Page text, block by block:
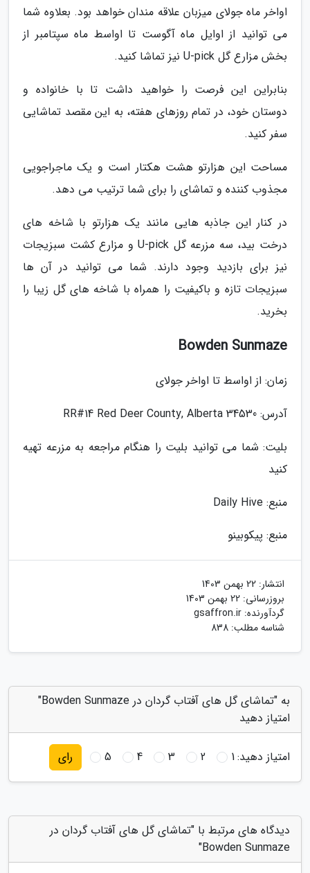
اواخر ماه جولای میزبان علاقه مندان خواهد بود. بعلاوه شما
می توانید از اوایل ماه آگوست تا اواسط ماه سپتامبر از
بخش مزارع گل U-pick نیز تماشا کنید.
بنابراین این فرصت را خواهید داشت تا با خانواده و
دوستان خود، در تمام روزهای هفته، به این مقصد تماشایی
سفر کنید.
مساحت این هزارتو هشت هکتار است و یک ماجراجویی
مجذوب کننده و تماشای را برای شما ترتیب می دهد.
در کنار این جاذبه هایی مانند یک هزارتو با شاخه های
درخت بید، سه مزرعه گل U-pick و مزارع کشت سبزیجات
نیز برای بازدید وجود دارند. شما می توانید در آن ها
سبزیجات تازه و باکیفیت را همراه با شاخه های گل زیبا را
بخرید.
Bowden Sunmaze
زمان: از اواسط تا اواخر جولای
آدرس: 34530 RR#14 Red Deer County, Alberta
بلیت: شما می توانید بلیت را هنگام مراجعه به مزرعه تهیه
کنید
منبع: Daily Hive
منبع: پیکوبینو
انتشار: 22 بهمن 1403
بروزرسانی: 22 بهمن 1403
گردآورنده: gsaffron.ir
شناسه مطلب: 838
به "تماشای گل های آفتاب گردان در Bowden Sunmaze"
امتیاز دهید
امتیاز دهید:1
2
3
4
5 رای
دیدگاه های مرتبط با "تماشای گل های آفتاب گردان در
Bowden Sunmaze"